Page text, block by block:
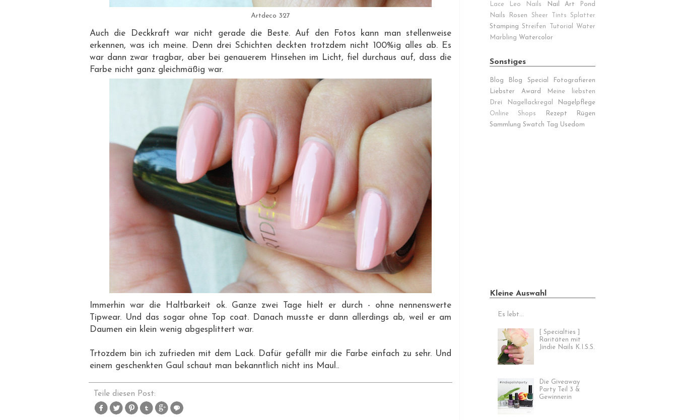
Artdeco 327
Auch die Deckkraft war nicht gerade die Beste. Auf den Fotos kann man stellenweise
erkennen, was ich meine. Denn drei Schichten deckten trotzdem nicht 100%ig alles ab. Es
war dann zwar tragbar, aber bei genauerem Hinsehen im Licht, fiel durchaus auf, dass die
Farbe nicht ganz gleichmäßig war.
Immerhin war die Haltbarkeit ok. Ganze zwei Tage hielt er durch - ohne nennenswerte
Tipwear. Und das sogar ohne Top coat. Danach musste er dann allerdings ab, weil er am
Daumen ein klein wenig abgesplittert war.
Trtozdem bin ich zufrieden mit dem Lack. Dafür gefällt mir die Farbe einfach zu sehr. Und
einem geschenkten Gaul schaut man bekanntlich nicht ins Maul..
Teile diesen Post:
Lace
Leo Nails Nail Art
Pond
Nails
Rosen Sheer Tints
Splatter
Stamping Streifen Tutorial
Water
Marbling Watercolor
Sonstiges
Blog Blog Special
Fotografieren
Liebster Award
Meine liebsten
Drei
Nagellackregal
Nagelpflege
Online Shops
Rezept
Rügen
Sammlung Swatch Tag Usedom
Kleine Auswahl
Es lebt...
[ Specialties ]
Raritäten mit
Jindie Nails K.I.S.S.
Die Giveaway
Party Teil 3 &
Gewinnerin